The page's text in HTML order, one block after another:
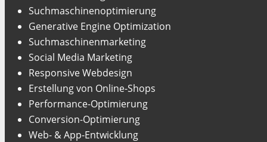
Suchmaschinenoptimierung
Generative Engine Optimization
Suchmaschinenmarketing
Social Media Marketing
Responsive Webdesign
Erstellung von Online-Shops
Performance-Optimierung
Conversion-Optimierung
Web- & App-Entwicklung